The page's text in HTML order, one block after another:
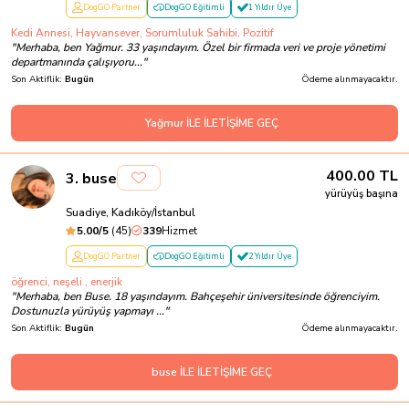
DogGO Partner DogGO Eğitimli 1 Yıldır Üye
Kedi Annesi, Hayvansever, Sorumluluk Sahibi, Pozitif
"Merhaba, ben Yağmur. 33 yaşındayım. Özel bir firmada veri ve proje yönetimi
departmanında çalışıyoru..."
Son Aktiflik: Bugün Ödeme alınmayacaktır.
Yağmur İLE İLETİŞİME GEÇ
3. buse 400.00 TL
yürüyüş başına
Suadiye, Kadıköy/İstanbul
5.00/5 (45) 339Hizmet
DogGO Partner DogGO Eğitimli 2 Yıldır Üye
öğrenci, neşeli , enerjik
"Merhaba, ben Buse. 18 yaşındayım. Bahçeşehir üniversitesinde öğrenciyim.
Dostunuzla yürüyüş yapmayı ..."
Son Aktiflik: Bugün Ödeme alınmayacaktır.
buse İLE İLETİŞİME GEÇ